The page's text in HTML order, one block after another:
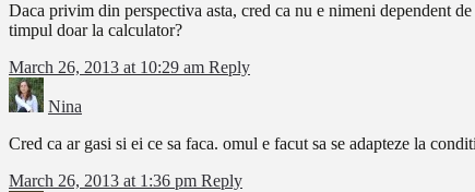
Daca privim din perspectiva asta, cred ca nu e nimeni dependent
timpul doar la calculator?
March 26, 2013 at 10:29 am Reply
Nina
Cred ca ar gasi si ei ce sa faca. omul e facut sa se adapteze la
March 26, 2013 at 1:36 pm Reply